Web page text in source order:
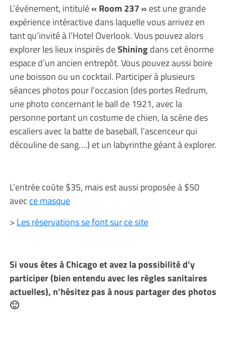
L’événement, intitulé« Room 237 » est une grande
expérience intéractive dans laquelle vous arrivez en
tant qu’invité à l’Hotel Overlook. Vous pouvez alors
explorer les lieux inspirés deShiningdans cet énorme
espace d’un ancien entrepôt. Vous pouvez aussi boire
une boisson ou un cocktail. Participer à plusieurs
séances photos pour l’occasion (des portes Redrum,
une photo concernant le ball de 1921, avec la
personne portant un costume de chien, la scène des
escaliers avec la batte de baseball, l’ascenceur qui
découline de sang….) et un labyrinthe géant à explorer.
L’entrée coûte $35, mais est aussi proposée à $50
avec ce masque
> Les réservations se font sur ce site
Si vous êtes à Chicago et avez la possibilité d’y
participer (bien entendu avec les règles sanitaires
actuelles), n’hésitez pas à nous partager des photos
🙂